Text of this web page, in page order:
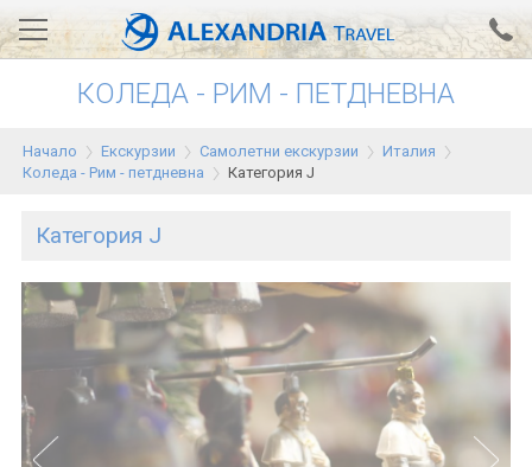
Вход за агенти Проверка на резервация
АЛЕКСАНДРИЯ хотели
Гърция
Египет
Екскурзии
КОЛЕДА - РИМ - ПЕТДНЕВНА
Начало Екскурзии Самолетни екскурзии
Италия
Коледа - Рим - петдневна
Категория J
Категория J